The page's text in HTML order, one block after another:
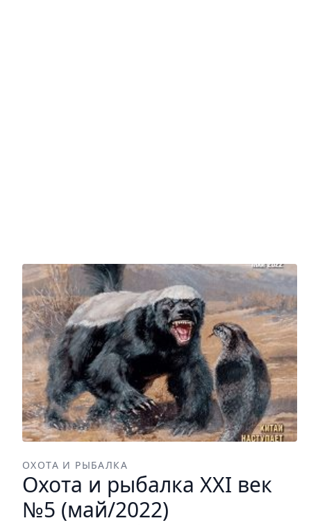
ОХОТА И РЫБАЛКА
Охота и рыбалка XXI век
№5 (май/2022)